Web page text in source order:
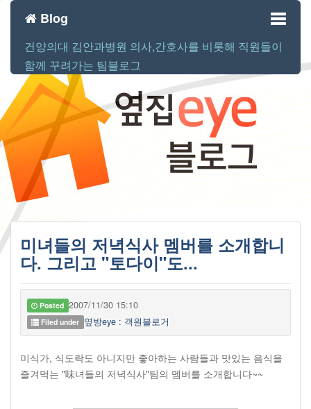
Toggle
Blog
건양의대 김안과병원 의사,간호사를 비롯해 직원들이
함께 꾸려가는 팀블로그
미녀들의 저녁식사 멤버를 소개합니
다. 그리고 "토다이"도...
Posted 2007/11/30 15:10
Filed under 옆방eye : 객원블로거
미식가, 식도락도 아니지만 좋아하는 사람들과 맛있는 음식을
즐겨먹는 "味녀들의 저녁식사"팀의 멤버를 소개합니다~~